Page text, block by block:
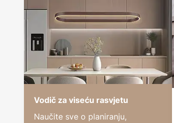
Vodič za viseću rasvjetu
Naučite sve o planiranju,